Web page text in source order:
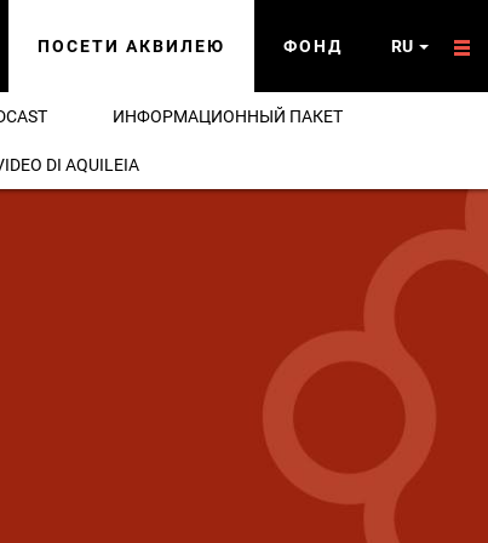
ПОСЕТИ АКВИЛЕЮ ФОНД RU
ИНФОРМАЦИОННЫЙ ПАКЕТ
DI AQUILEIA